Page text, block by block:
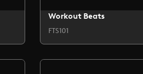
Workout Beats
FTS101